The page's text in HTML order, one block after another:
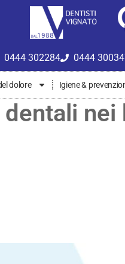
0444 302284 0444
dolore Igiene &
nei